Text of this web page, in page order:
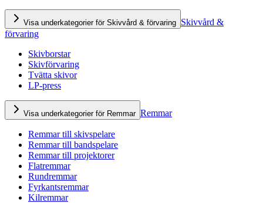
Visa underkategorier för Skivvård & förvaring Skivvård &
förvaring
Skivborstar
Skivförvaring
Tvätta skivor
LP-press
Visa underkategorier för Remmar Remmar
Remmar till skivspelare
Remmar till bandspelare
Remmar till projektorer
Flatremmar
Rundremmar
Fyrkantsremmar
Kilremmar